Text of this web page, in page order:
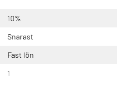
10%
Snarast
Fast lön
1